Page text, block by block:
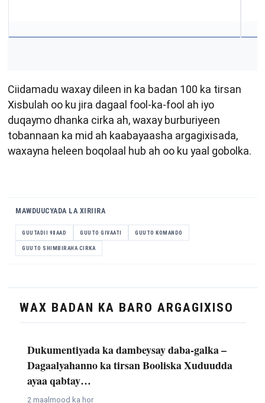
Ciidamadu waxay dileen in ka badan 100 ka tirsan
Xisbulah oo ku jira dagaal fool-ka-fool ah iyo
duqaymo dhanka cirka ah, waxay burburiyeen
tobannaan ka mid ah kaabayaasha argagixisada,
waxayna heleen boqolaal hub ah oo ku yaal gobolka.
MAWDUUCYADA LA XIRIIRA
GUUTADII 98AAD GUUTO GIVAATI GUUTO KOMANDO
GUUTO SHIMBIRAHA CIRKA
WAX BADAN KA BARO ARGAGIXISO
Dukumentiyada ka dambeysay daba-galka –
Dagaalyahanno ka tirsan Booliska Xuduudda
ayaa qabtay…
2 maalmood ka hor